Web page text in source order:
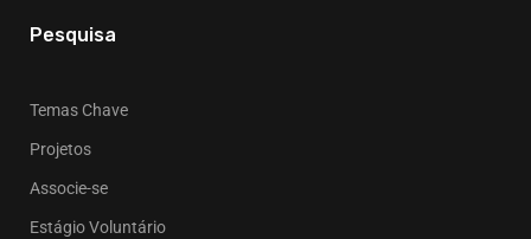
Pesquisa
Temas Chave
Projetos
Associe-se
Estágio Voluntário